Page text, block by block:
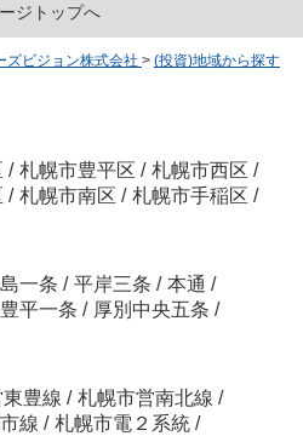
ジトップへ
ズビジョン株式会社 > (投資)地域から探す
/ 札幌市豊平区 / 札幌市西区 /
/ 札幌市南区 / 札幌市手稲区 /
一条 / 平岸三条 / 本通 /
豊平一条 / 厚別中央五条 /
豊線 / 札幌市営南北線 /
線 / 札幌市電２系統 /